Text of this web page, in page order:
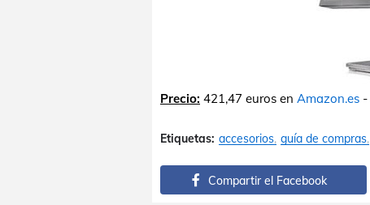
Precio: 421,47 euros en Amazon.es -
Etiquetas: accesorios guía de compras
Compartir el Facebook